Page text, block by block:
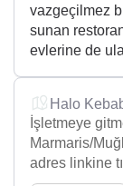
vazgeçilmez
sunan
evlerine de
Halo
İşletmeye
Marmaris/
adres linkine